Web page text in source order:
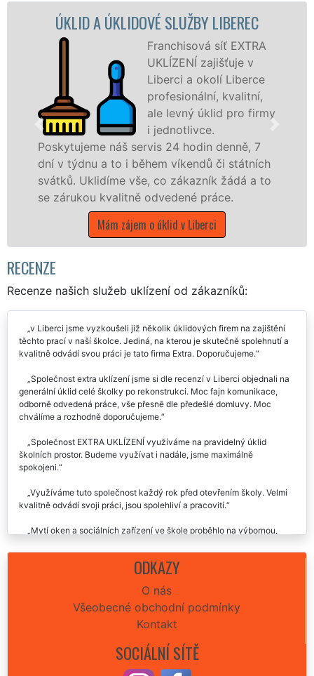
ÚKLIDOVÉ SLUŽBY LIBEREC
Franchisová síť EXTRA
UKLÍZENÍ zajišťuje v
Liberci a okolí Liberce
profesionální, kvalitní,
ale levný úklid pro firmy
i jednotlivce.
náš servis 24 hodin denně, 7
a to i během víkendů či státních
vše, co zákazník žádá a to
kvalitně odvedené práce.
Mám zájem o úklid v Liberci
ÚKLIDOVÁ
nabízíme
státní
Libereckém
RECENZE
Recenze našich služeb uklízení od zákazníků:
v Liberci jsme vyzkoušeli již několik úklidových firem na zajištění
těchto prací v naší školce. Jediná, na kterou je skutečně spolehnutí a
kvalitně odvádí svou práci je tato firma Extra. Doporučujeme.
Společnost extra uklízení jsme si dle recenzí v Liberci objednali na
generální úklid celé školky po rekonstrukci. Moc fajn komunikace,
odborně odvedená práce, vše přesně dle předešlé domluvy. Moc
chválíme a rozhodně doporučujeme.
Společnost EXTRA UKLÍZENÍ využíváme na pravidelný úklid
školních prostor. Budeme využívat i nadále, jsme maximálně
spokojeni.
Využíváme tuto společnost každý rok před otevřením školy. Velmi
kvalitně odvádí svoji práci, jsou spolehliví a pracovití.
Mytí oken a sociálních zařízení ve škole proběhlo na výbornou,
ODKAZY
O nás
Všeobecné obchodní podmínky
Kontakt
SOCIÁLNÍ SÍTĚ